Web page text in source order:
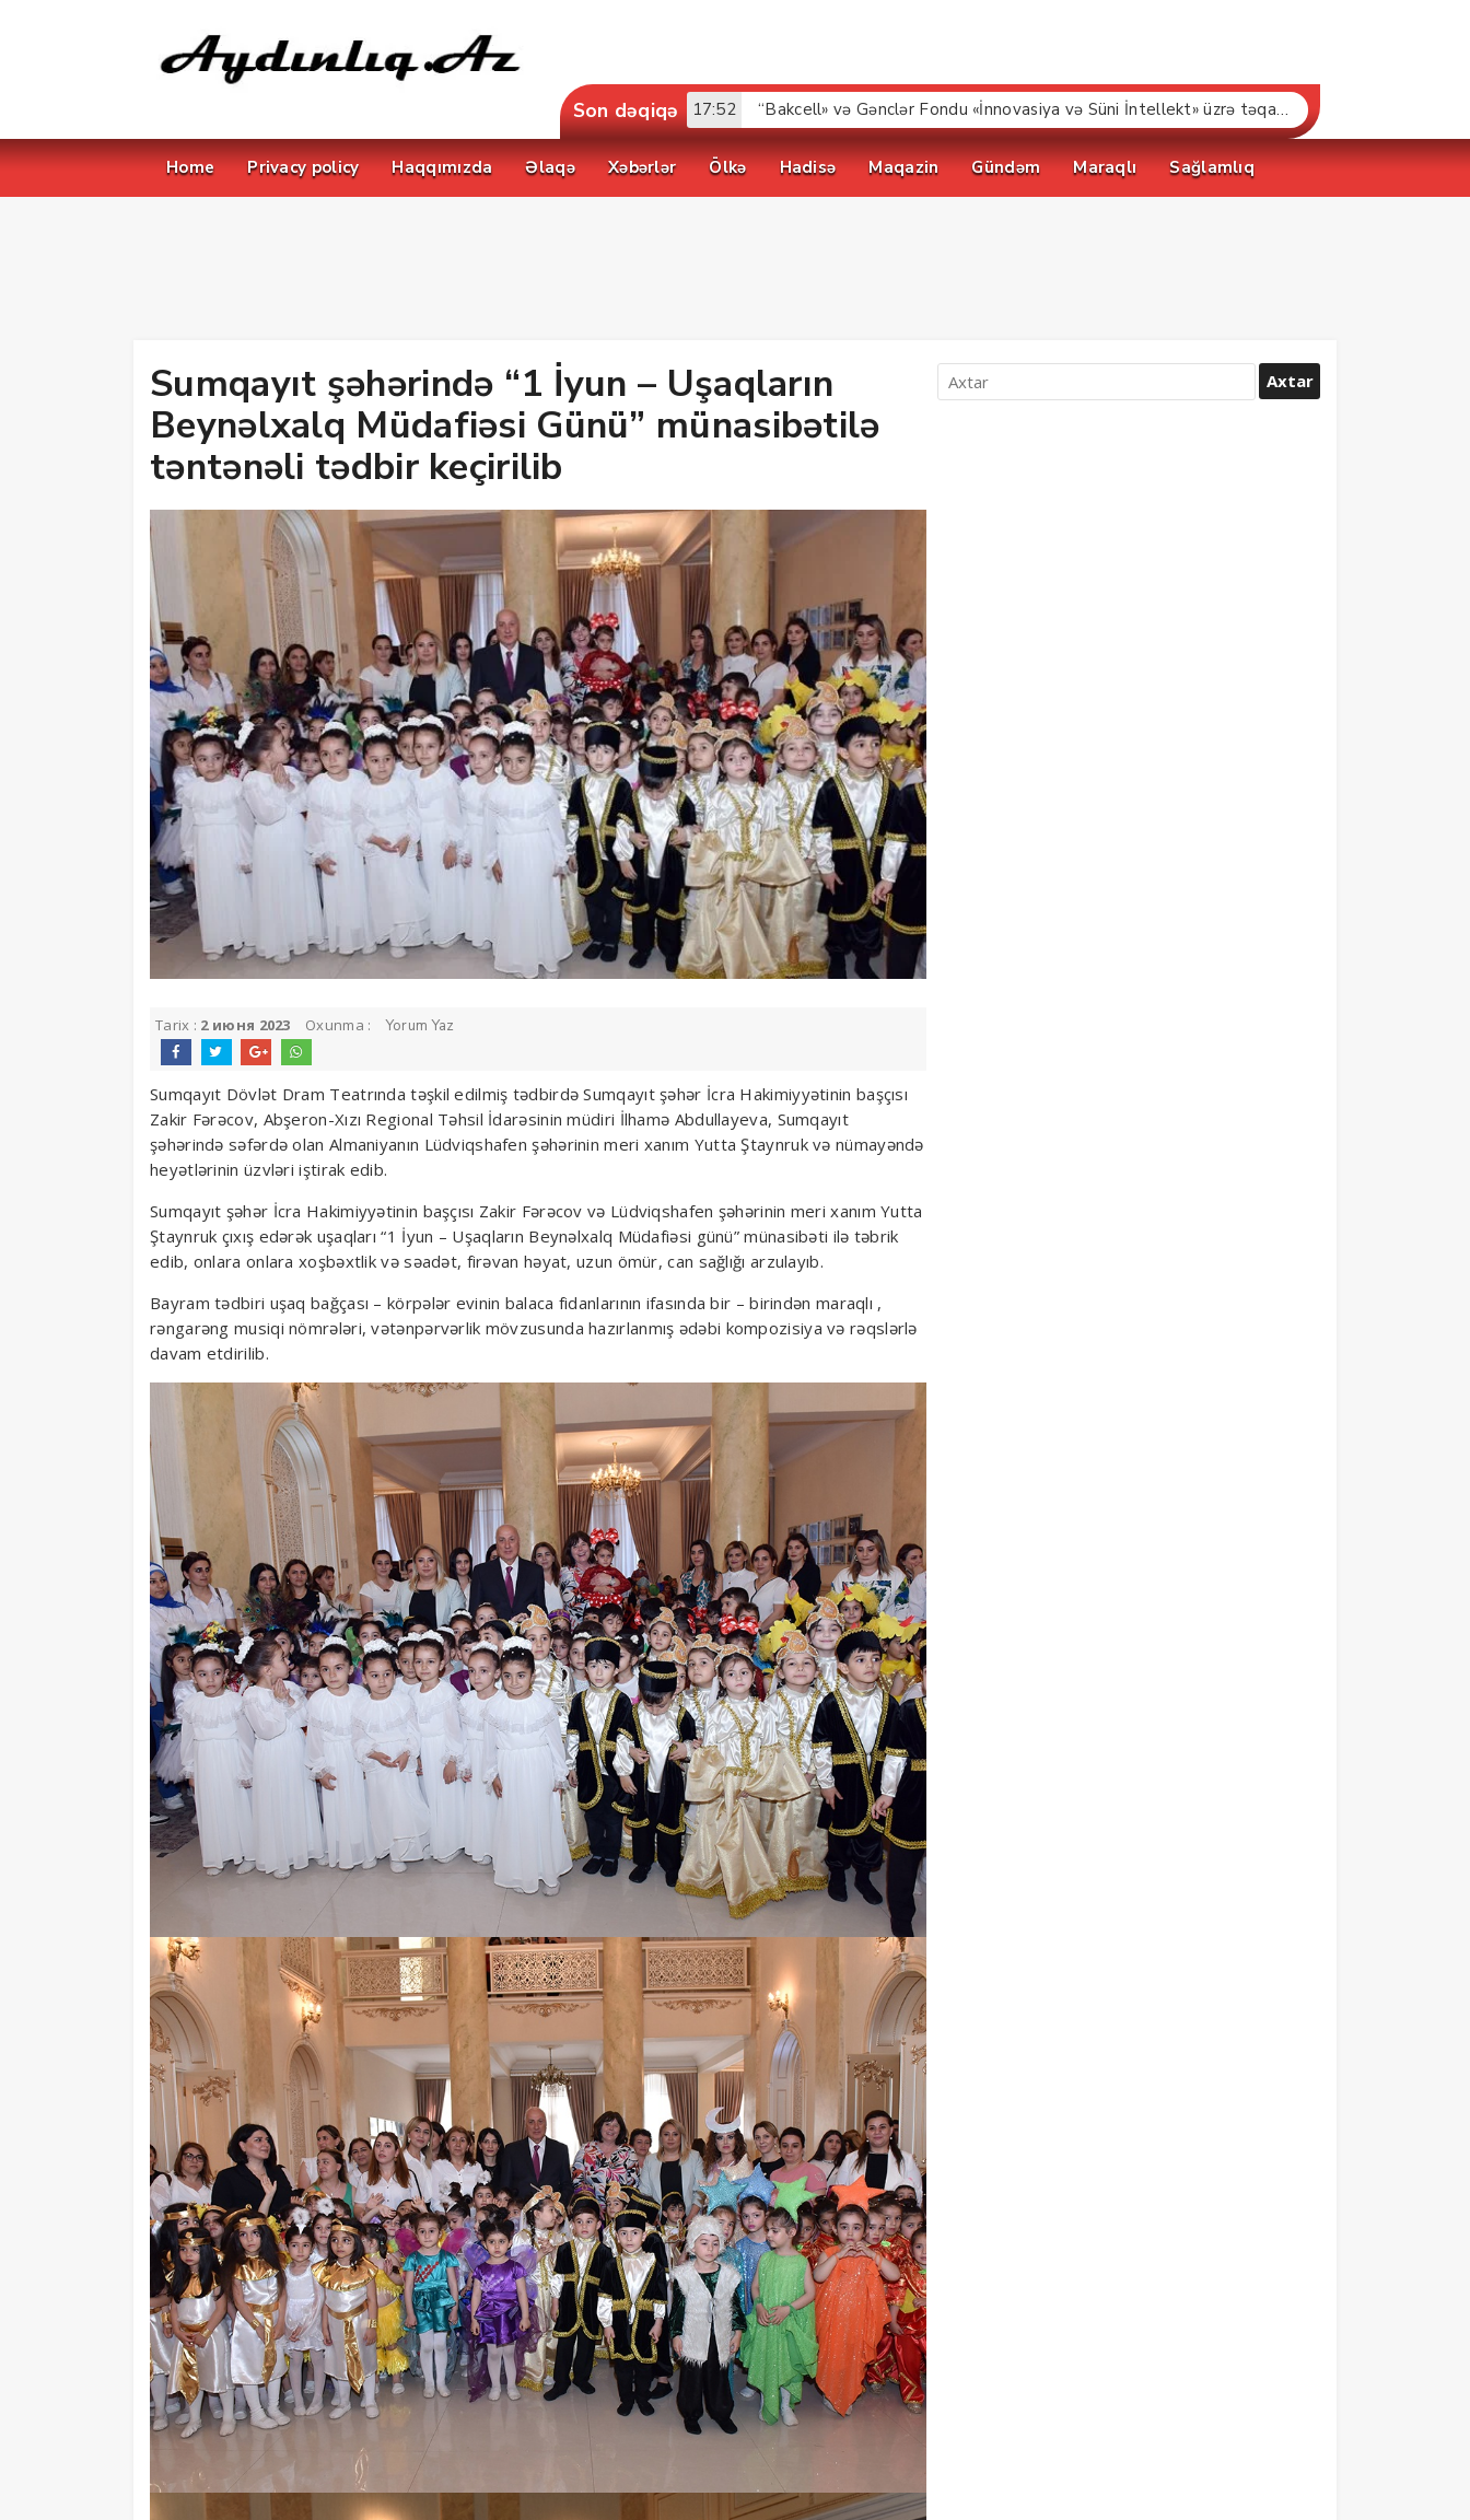
Son dəqiqə 15:51 Süni intellekt üçün internet “Bakcell”dən
Home Privacy policy Haqqımızda Əlaqə Xəbərlər Ölkə Hadisə Maqazin Gündəm Maraqlı Sağlamlıq
Sumqayıt şəhərində “1 İyun – Uşaqların
Beynəlxalq Müdafiəsi Günü” münasibətilə
təntənəli tədbir keçirilib
Tarix : 2 июня 2023 Oxunma : Yorum Yaz
Sumqayıt Dövlət Dram Teatrında təşkil edilmiş tədbirdə Sumqayıt şəhər İcra Hakimiyyətinin başçısı
Zakir Fərəcov, Abşeron-Xızı Regional Təhsil İdarəsinin müdiri İlhamə Abdullayeva, Sumqayıt
şəhərində səfərdə olan Almaniyanın Lüdviqshafen şəhərinin meri xanım Yutta Ştaynruk və nümayəndə
heyətlərinin üzvləri iştirak edib.
Sumqayıt şəhər İcra Hakimiyyətinin başçısı Zakir Fərəcov və Lüdviqshafen şəhərinin meri xanım Yutta
Ştaynruk çıxış edərək uşaqları “1 İyun – Uşaqların Beynəlxalq Müdafiəsi günü” münasibəti ilə təbrik
edib, onlara onlara xoşbəxtlik və səadət, firəvan həyat, uzun ömür, can sağlığı arzulayıb.
Bayram tədbiri uşaq bağçası – körpələr evinin balaca fidanlarının ifasında bir – birindən maraqlı ,
rəngarəng musiqi nömrələri, vətənpərvərlik mövzusunda hazırlanmış ədəbi kompozisiya və rəqslərlə
davam etdirilib.